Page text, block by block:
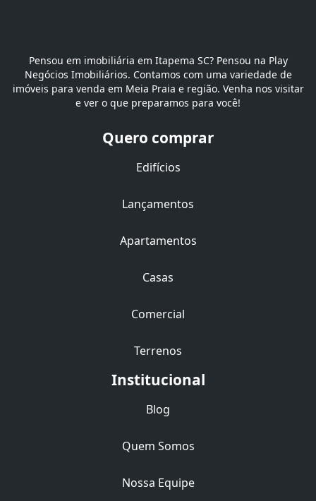
Pensou em imobiliária em Itapema SC? Pensou na Play
Negócios Imobiliários. Contamos com uma variedade de
imóveis para venda em Meia Praia e região. Venha nos visitar
e ver o que preparamos para você!
Quero comprar
Edifícios
Lançamentos
Apartamentos
Casas
Comercial
Terrenos
Institucional
Blog
Quem Somos
Nossa Equipe